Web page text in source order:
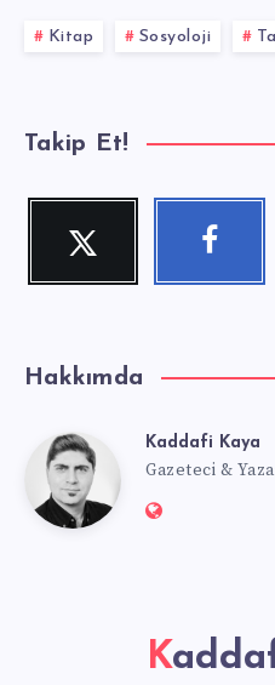
Kitap Sosyoloji
Takip Et!
Twitter Facebook
Hakkımda
KaddafiKaddafi Kaya
Gazeteci &
Website: